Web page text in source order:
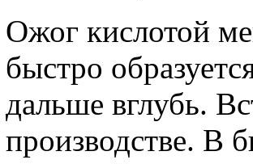
Ожог кислотой
быстро
дальше вглубь.
производстве. В